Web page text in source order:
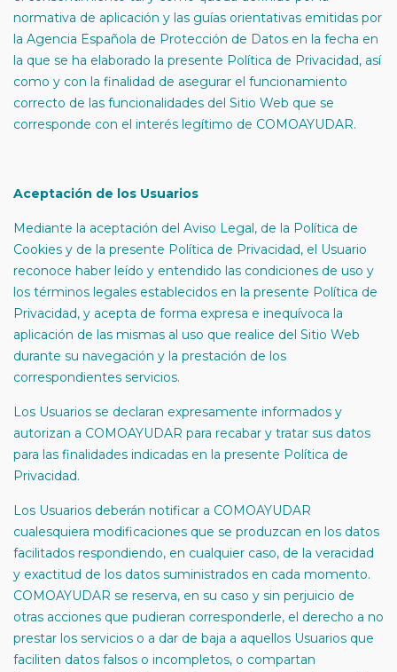
normativa de aplicación y las guías orientativas emitidas por
la Agencia Española de Protección de Datos en la fecha en
la que se ha elaborado la presente Política de Privacidad, así
como y con la finalidad de asegurar el funcionamiento
correcto de las funcionalidades del Sitio Web que se
corresponde con el interés legítimo de COMOAYUDAR.
Aceptación de los Usuarios
Mediante la aceptación del Aviso Legal, de la Política de
Cookies y de la presente Política de Privacidad, el Usuario
reconoce haber leído y entendido las condiciones de uso y
los términos legales establecidos en la presente Política de
Privacidad, y acepta de forma expresa e inequívoca la
aplicación de las mismas al uso que realice del Sitio Web
durante su navegación y la prestación de los
correspondientes servicios.
Los Usuarios se declaran expresamente informados y
autorizan a COMOAYUDAR para recabar y tratar sus datos
para las finalidades indicadas en la presente Política de
Privacidad.
Los Usuarios deberán notificar a COMOAYUDAR
cualesquiera modificaciones que se produzcan en los datos
facilitados respondiendo, en cualquier caso, de la veracidad
y exactitud de los datos suministrados en cada momento.
COMOAYUDAR se reserva, en su caso y sin perjuicio de
otras acciones que pudieran corresponderle, el derecho a no
prestar los servicios o a dar de baja a aquellos Usuarios que
faciliten datos falsos o incompletos, o compartan